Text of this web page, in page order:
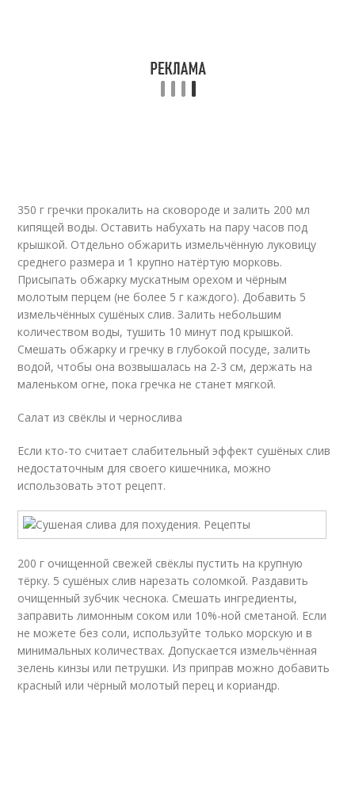
350 г гречки прокалить на сковороде и залить 200 мл
кипящей воды. Оставить набухать на пару часов под
крышкой. Отдельно обжарить измельчённую луковицу
среднего размера и 1 крупно натёртую морковь.
Присыпать обжарку мускатным орехом и чёрным
молотым перцем (не более 5 г каждого). Добавить 5
измельчённых сушёных слив. Залить небольшим
количеством воды, тушить 10 минут под крышкой.
Смешать обжарку и гречку в глубокой посуде, залить
водой, чтобы она возвышалась на 2-3 см, держать на
маленьком огне, пока гречка не станет мягкой.
Салат из свёклы и чернослива
Если кто-то считает слабительный эффект сушёных слив
недостаточным для своего кишечника, можно
использовать этот рецепт.
200 г очищенной свежей свёклы пустить на крупную
тёрку. 5 сушёных слив нарезать соломкой. Раздавить
очищенный зубчик чеснока. Смешать ингредиенты,
заправить лимонным соком или 10%-ной сметаной. Если
не можете без соли, используйте только морскую и в
минимальных количествах. Допускается измельчённая
зелень кинзы или петрушки. Из приправ можно добавить
красный или чёрный молотый перец и кориандр.